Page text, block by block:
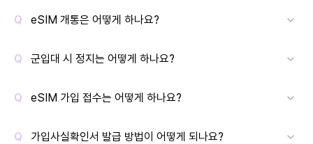
eSIM 개통은 어떻게 하나요?
군입대 시 정지는 어떻게 하나요?
eSIM 가입 접수는 어떻게 하나요?
가입사실확인서 발급 방법이 어떻게 되나요?